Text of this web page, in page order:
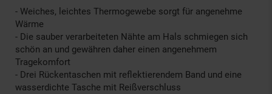
- Weiches, leichtes Thermogewebe sorgt für angenehme
Wärme
- Die sauber verarbeiteten Nähte am Hals schmiegen sich
schön an und gewähren daher einen angenehmem
Tragekomfort
- Drei Rückentaschen mit reflektierendem Band und eine
wasserdichte Tasche mit Reißverschluss